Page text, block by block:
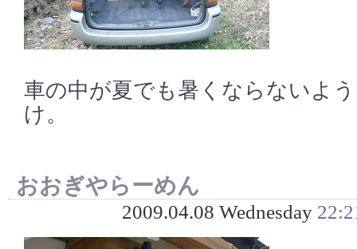
車の中が夏でも暑くならないよ
け。
おおぎやらーめん
2009.04.08 Wednesday